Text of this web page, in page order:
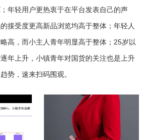
年轻用户更热衷于在平台发表自己的声
接受度更高新品浏览均高于整体；年轻人
高，而小主人青年明显高于整体；25岁以
年上升，小镇青年对国货的关注也是上升
势，速来扫码围观。